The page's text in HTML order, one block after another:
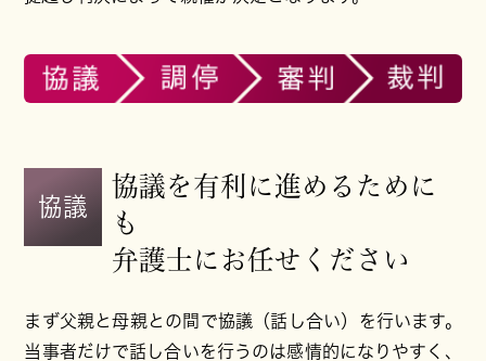
協議
協議を有利に進めるために
も
弁護士にお任せください
まず父親と母親との間で協議（話し合い）を行います。
当事者だけで話し合いを行うのは感情的になりやすく、